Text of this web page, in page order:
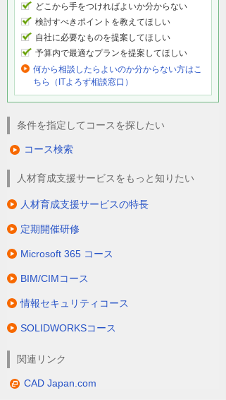
どこから手をつければよいか分からない
検討すべきポイントを教えてほしい
自社に必要なものを提案してほしい
予算内で最適なプランを提案してほしい
何から相談したらよいのか分からない方はこ
ちら（ITよろず相談窓口）
条件を指定してコースを探したい
コース検索
人材育成支援サービスをもっと知りたい
人材育成支援サービスの特長
定期開催研修
Microsoft 365 コース
BIM/CIMコース
情報セキュリティコース
SOLIDWORKSコース
関連リンク
CAD Japan.com